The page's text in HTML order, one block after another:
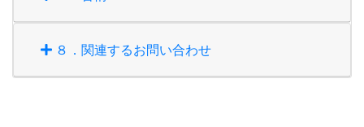
８．関連するお問い合わせ